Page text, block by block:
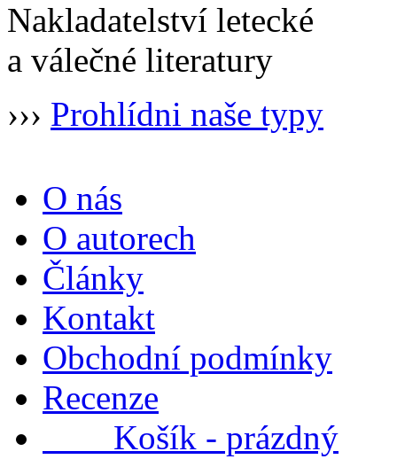
Nakladatelství letecké
a válečné literatury
››› Prohlídni naše typy
O nás
O autorech
Články
Kontakt
Obchodní podmínky
Recenze
Košík - prázdný